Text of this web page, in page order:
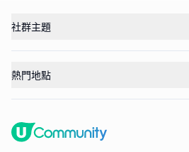
社群主題
熱門地點